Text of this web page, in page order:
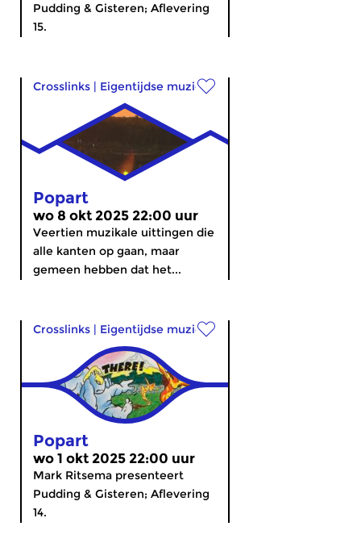
Pudding & Gisteren; Aflevering
15.
Crosslinks | Eigentijdse muziek
Popart
wo 8 okt 2025 22:00 uur
Veertien muzikale uittingen die
alle kanten op gaan, maar
gemeen hebben dat het...
Crosslinks | Eigentijdse muziek
Popart
wo 1 okt 2025 22:00 uur
Mark Ritsema presenteert
Pudding & Gisteren; Aflevering
14.